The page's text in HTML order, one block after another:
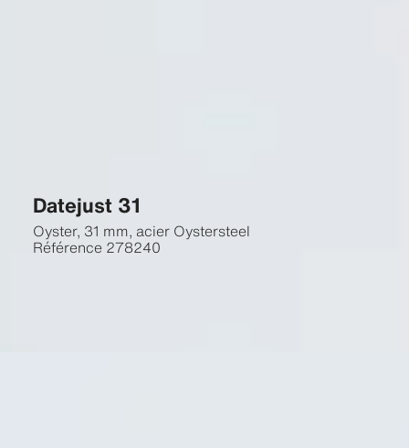
Datejust 31
Oyster, 31 mm, acier Oystersteel
Référence 278240